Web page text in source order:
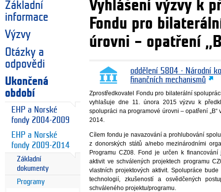
Základní
informace
Výzvy
Otázky a
odpovědi
Ukončená
období
EHP a Norské
fondy 2004-2009
EHP a Norské
fondy 2009-2014
Základní
dokumenty
Programy
Vyhlášení výzvy k
Fondu pro
úrovni – opatření
oddělení 5804 - Národní
finančních mechanismů
Zprostředkovatel Fondu pro bilaterální
vyhlašuje dne 11. února 2015 výzvu k
spolupráci na programové úrovni – opatření
2014.
Cílem fondu je navazování a prohlubování
z donorských států a/nebo mezinárodními
Programu CZ08. Fond je určen k
aktivit ve schválených projektech programu
vlastních projektových aktivit. Spolupráce
technologií, zkušeností a osvědčených
schváleného projektu/programu.